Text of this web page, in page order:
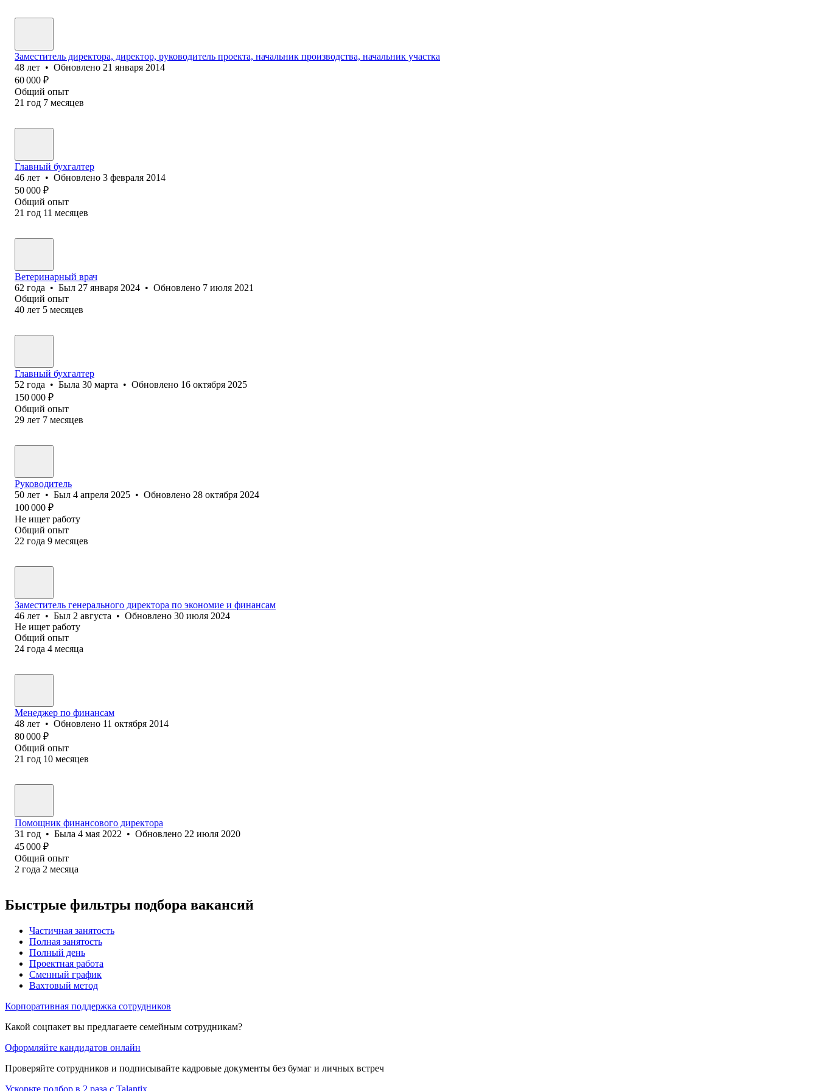
Заместитель директора, директор, руководитель проекта, начальник производства, начальник участка
48 лет • Обновлено 21 января 2014
60 000 ₽
Общий опыт
21 год 7 месяцев
Главный бухгалтер
46 лет • Обновлено 3 февраля 2014
50 000 ₽
Общий опыт
21 год 11 месяцев
Ветеринарный врач
62 года • Был 27 января 2024 • Обновлено 7 июля 2021
Общий опыт
40 лет 5 месяцев
Главный бухгалтер
52 года • Была 30 марта • Обновлено 16 октября 2025
150 000 ₽
Общий опыт
29 лет 7 месяцев
Руководитель
50 лет • Был 4 апреля 2025 • Обновлено 28 октября 2024
100 000 ₽
Не ищет работу
Общий опыт
22 года 9 месяцев
Заместитель генерального директора по экономие и финансам
46 лет • Был 2 августа • Обновлено 30 июля 2024
Не ищет работу
Общий опыт
24 года 4 месяца
Менеджер по финансам
48 лет • Обновлено 11 октября 2014
80 000 ₽
Общий опыт
21 год 10 месяцев
Помощник финансового директора
31 год • Была 4 мая 2022 • Обновлено 22 июля 2020
45 000 ₽
Общий опыт
2 года 2 месяца
Быстрые фильтры подбора вакансий
Частичная занятость
Полная занятость
Полный день
Проектная работа
Сменный график
Вахтовый метод
Корпоративная поддержка сотрудников
Какой соцпакет вы предлагаете семейным сотрудникам?
Оформляйте кандидатов онлайн
Проверяйте сотрудников и подписывайте кадровые документы без бумаг и личных встреч
Ускорьте подбор в 2 раза с Talantix